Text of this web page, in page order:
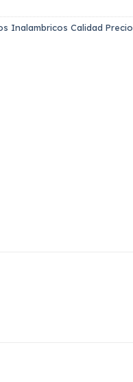
Inalambricos Calidad Precio